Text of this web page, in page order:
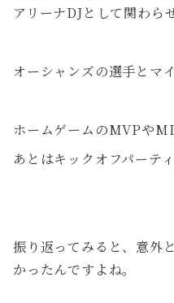
アリーナDJとして関わら
オーシャンズの選手とマ
ホームゲームのMVPや
あとはキックオフパーテ
振り返ってみると、意外
かったんですよね。